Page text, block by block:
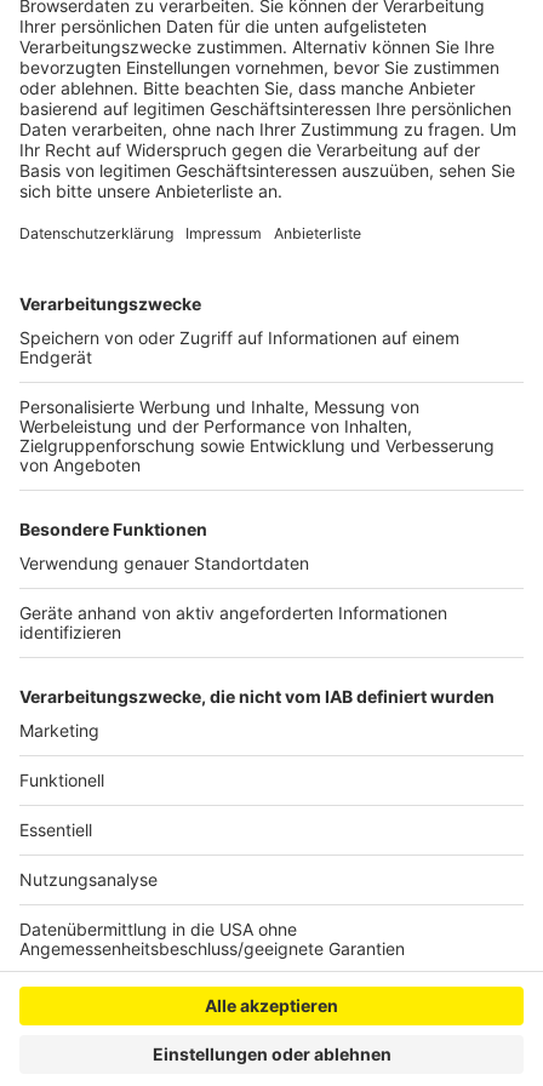
Anzeige
Autobahnen 555 und 59 geplant. Aber offenbar
auch der Ausbau der A4 zwischen dem Kreuz Köln-
Süd und Gremberg – mitsamt der Rodenkirchener
Brücke.
Veröffentlicht:Donnerstag, 06.02.2020 08:23
Das hat der Landesbetrieb Strassen.NRW dem Kölner
Stadtanzeiger zufolge bei einer Bürgerveranstaltung in
Rodenkirchen erstmals öffentlich vorgestellt. Laut
Experten reichen die drei Spuren je Fahrtrichtung der
A4 für den heutigen Verkehr nicht mehr aus. Sie prüfen
deshalb den achtspurigen Ausbau ebenso wie den
Neubau der Brücke. Sollte die Rheinspange nicht
kommen, wäre ein zehnstreifiger Ausbau notwendig,
um die zunehmenden Verkehrsmassen aufzunehmen,
so die Experten. Der achtstreifige Ausbau der A4
zwischen dem Kreuz Köln-Süd und Gremberg wird
ersten Schätzungen zufolge mindestens fünf Jahre
dauern.
Anzeige
Anzeige